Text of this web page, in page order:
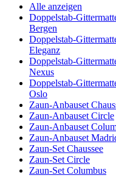
Alle anzeigen
Doppelstab-
Bergen
Doppelstab-
Eleganz
Doppelstab-
Nexus
Doppelstab-
Oslo
Zaun-Anbauset
Zaun-Anbauset Circle
Zaun-Anbauset
Zaun-Anbauset
Zaun-Set Chaussee
Zaun-Set Circle
Zaun-Set Columbus